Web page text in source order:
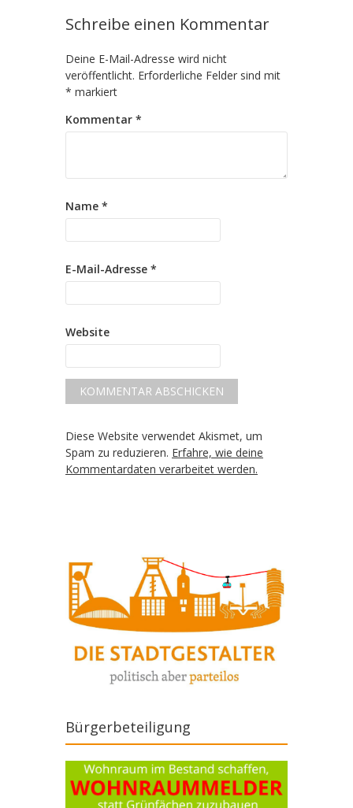
Schreibe einen Kommentar
Deine E-Mail-Adresse wird nicht
veröffentlicht. Erforderliche Felder sind mit
* markiert
Kommentar *
Name *
E-Mail-Adresse *
Website
Diese Website verwendet Akismet, um
Spam zu reduzieren. Erfahre, wie deine
Kommentardaten verarbeitet werden.
Bürgerbeteiligung